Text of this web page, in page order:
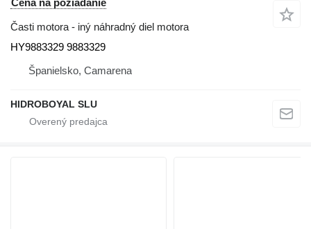
Cena na požiadanie
Časti motora - iný náhradný diel motora
HY9883329 9883329
Španielsko, Camarena
HIDROBOYAL SLU